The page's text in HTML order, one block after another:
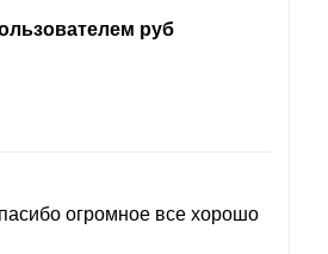
руб
огромное все хорошо